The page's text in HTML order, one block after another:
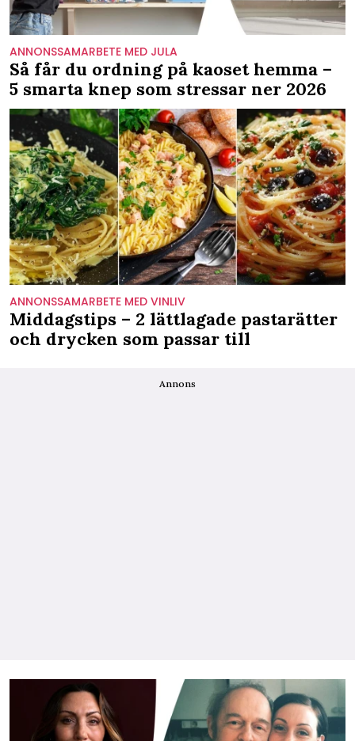
ANNONSSAMARBETE MED JULA
Så får du ordning på kaoset hemma –
5 smarta knep som stressar ner 2026
ANNONSSAMARBETE MED VINLIV
Middagstips – 2 lättlagade pastarätter
och drycken som passar till
Annons